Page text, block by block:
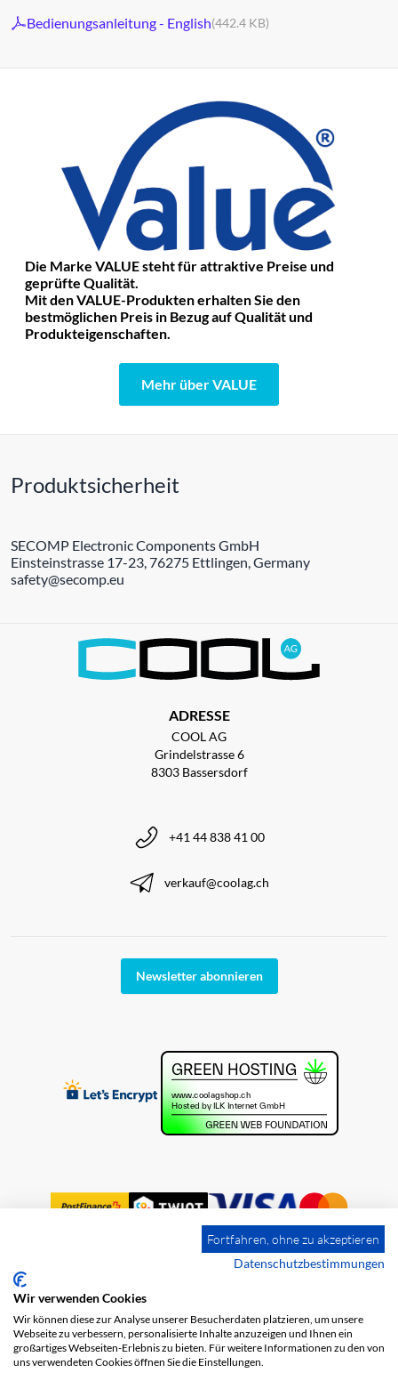
Bedienungsanleitung - English(442.4 KB)
Die Marke VALUE steht für attraktive Preise und
geprüfte Qualität.
Mit den VALUE-Produkten erhalten Sie den
bestmöglichen Preis in Bezug auf Qualität und
Produkteigenschaften.
Mehr über VALUE
Produktsicherheit
SECOMP Electronic Components GmbH
Einsteinstrasse 17-23, 76275 Ettlingen, Germany
safety@secomp.eu
ADRESSE
COOL AG
Grindelstrasse 6
8303 Bassersdorf
+41 44 838 41 00
verkauf@coolag.ch
Newsletter abonnieren
Impressum
Datenschutz
Fortfahren, ohne zu akzeptieren
Datenschutzbestimmungen
Wir verwenden Cookies
Wir können diese zur Analyse unserer Besucherdaten platzieren, um unsere
Webseite zu verbessern, personalisierte Inhalte anzuzeigen und Ihnen ein
großartiges Webseiten-Erlebnis zu bieten. Für weitere Informationen zu den von
uns verwendeten Cookies öffnen Sie die Einstellungen.